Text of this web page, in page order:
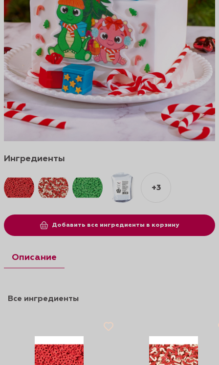
Ингредиенты
+3
Добавить все ингредиенты в корзину
Описание
Все ингредиенты